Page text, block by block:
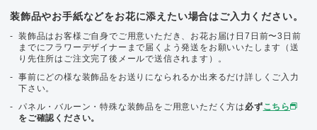
装飾品やお手紙などをお花に添えたい場合はご入力ください。
装飾品はお客様ご自身でご用意いただき、お花お届け日7日前〜3日前
までにフラワーデザイナーまで届くよう発送をお願いいたします（送
り先住所はご注文完了後メールで送信されます）。
事前にどの様な装飾品をお送りになられるか出来るだけ詳しくご入力
下さい。
パネル・バルーン・特殊な装飾品をご用意いただく方は 必ずこちら
をご確認ください。